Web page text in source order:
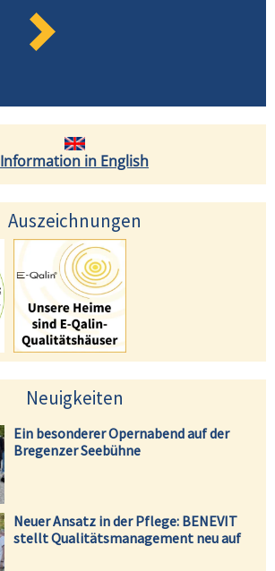
Information in English
Auszeichnungen
Neuigkeiten
Ein besonderer Opernabend auf der
Bregenzer Seebühne
Neuer Ansatz in der Pflege: BENEVIT
stellt Qualitätsmanagement neu auf